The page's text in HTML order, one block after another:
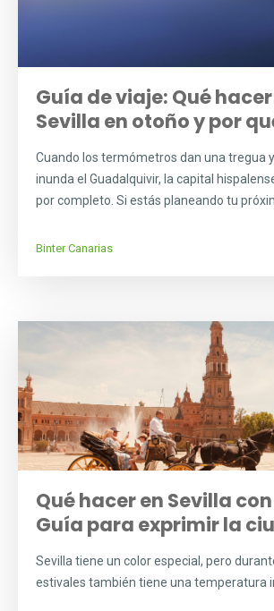
Guía de viaje: Qué
Sevilla en otoño y por
Cuando los termómetros dan una tregua
inunda el Guadalquivir, la capital
por completo. Si estás planeando tu
Binter Canarias
Qué hacer en Sevilla
Guía para exprimir la
Sevilla tiene un color especial, pero
estivales también tiene una temperatura